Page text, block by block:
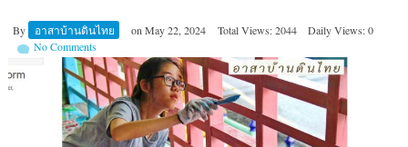
By อาสาบ้านดินไทย on May 22, 2024 Total Views: 2044
Daily Views: 0
No Comments